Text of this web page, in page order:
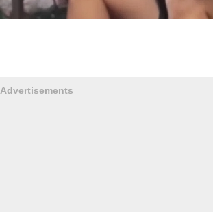
Advertisements